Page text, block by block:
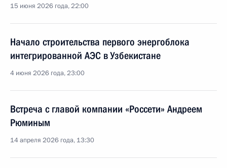
15 июня 2026 года, 22:00
Начало строительства первого энергоблока
интегрированной АЭС в Узбекистане
4 июня 2026 года, 23:00
Встреча с главой компании «Россети» Андреем
Рюминым
14 апреля 2026 года, 13:30